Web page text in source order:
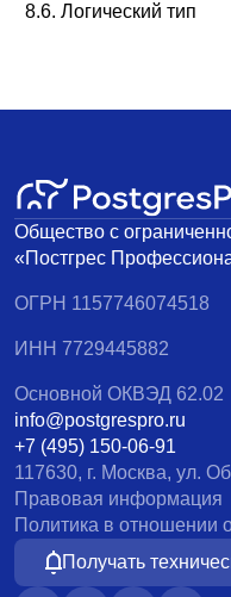
8.6. Логический тип
Общество с
«Постгрес
ОГРН 1157746074518
ИНН 7729445882
Основной ОКВЭД 62.02
info@postgrespro.ru
+7 (495) 150-06-91
117630, г. Москва, ул.
Правовая информация
Политика в отношении
Получать